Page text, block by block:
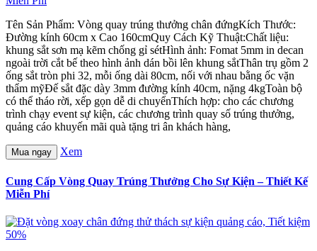
Tên Sản Phẩm: Vòng quay trúng thưởng chân đứngKích Thước:
Đường kính 60cm x Cao 160cmQuy Cách Kỹ Thuật:Chất liệu:
khung sắt sơn mạ kẽm chống gỉ sétHình ảnh: Fomat 5mm in decan
ngoài trời cắt bế theo hình ảnh dán bồi lên khung sắtThân trụ gồm 2
ống sắt tròn phi 32, mỗi ống dài 80cm, nối với nhau bằng ốc vặn
thẩm mỹĐế sắt đặc dày 3mm đường kính 40cm, nặng 4kgToàn bộ
có thể tháo rời, xếp gọn dễ di chuyểnThích hợp: cho các chương
trình chạy event sự kiện, các chương trình quay số trúng thưởng,
quảng cáo khuyến mãi quà tặng tri ân khách hàng,
Mua ngay Xem
Cung Cấp Vòng Quay Trúng Thưởng Cho Sự Kiện – Thiết Kế
Miễn Phí